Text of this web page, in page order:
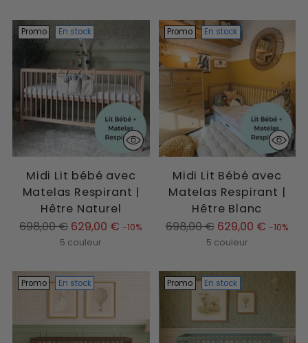
Promo En stock
Midi Lit bébé avec
Matelas Respirant |
Hêtre Naturel
Prix
698,00 € 629,00 € -10%
5 couleur
Promo En stock
Midi Lit Bébé avec
Matelas Respirant |
Hêtre Blanc
Prix
698,00 € 629,00 € -10%
5 couleur
Promo En stock Promo En stock